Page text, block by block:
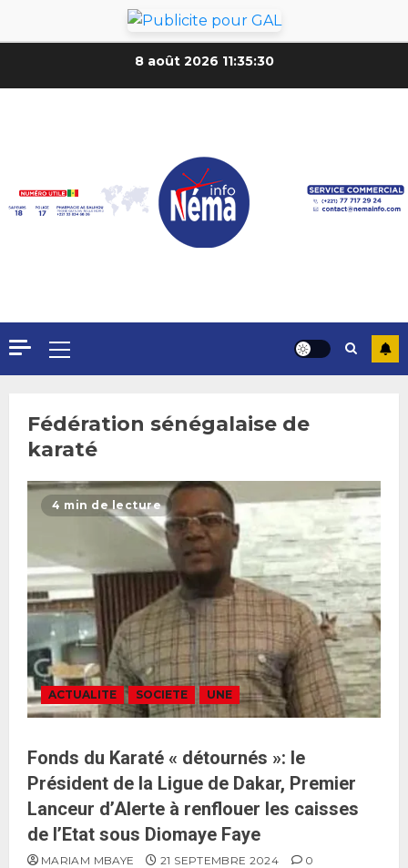
8 août 2026 11:35:32
Fédération sénégalaise de
karaté
4 min de lecture
ACTUALITE SOCIETE UNE
Fonds du Karaté « détournés »: le
Président de la Ligue de Dakar, Premier
Lanceur d’Alerte à renflouer les caisses
de l’Etat sous Diomaye Faye
MARIAM MBAYE 21 SEPTEMBRE 2024 0